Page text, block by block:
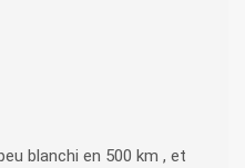
blanchi en 500 km , et